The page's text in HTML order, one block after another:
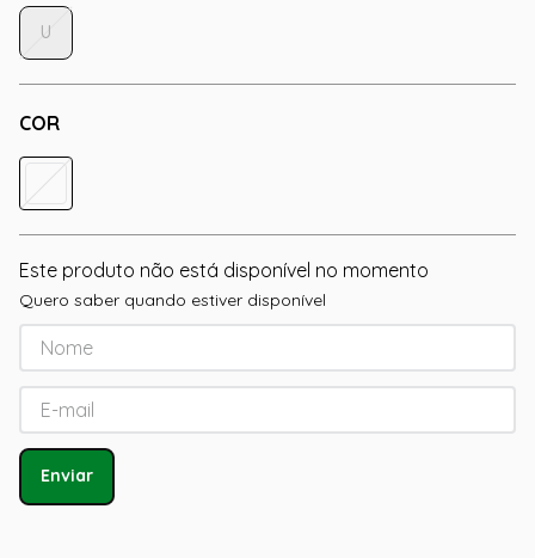
COR
U
Este produto não está disponível no momento
Quero saber quando estiver disponível
Enviar